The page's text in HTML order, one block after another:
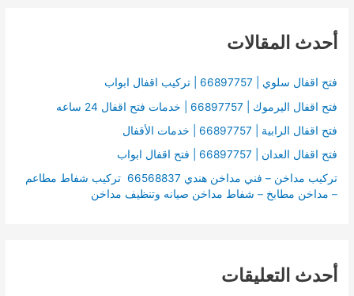
ث
ن
:
أحدث المقالات
فتح اقفال سلوي | 66897757 | تركيب اقفال ابواب
فتح اقفال اليرموك | 66897757 | خدمات فتح اقفال 24 ساعه
فتح اقفال الرابية | 66897757 | خدمات الأقفال
فتح اقفال العدان | 66897757 | فتح اقفال ابواب
تركيب مداخن – فني مداخن هندي 66568837 تركيب شفاط مطاعم
– مداخن مطابخ – شفاط مداخن صيانه وتنظيف مداخن
أحدث التعليقات